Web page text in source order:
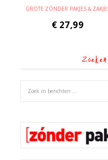
GROTE ZÓNDER PAKJES &
€ 27,99